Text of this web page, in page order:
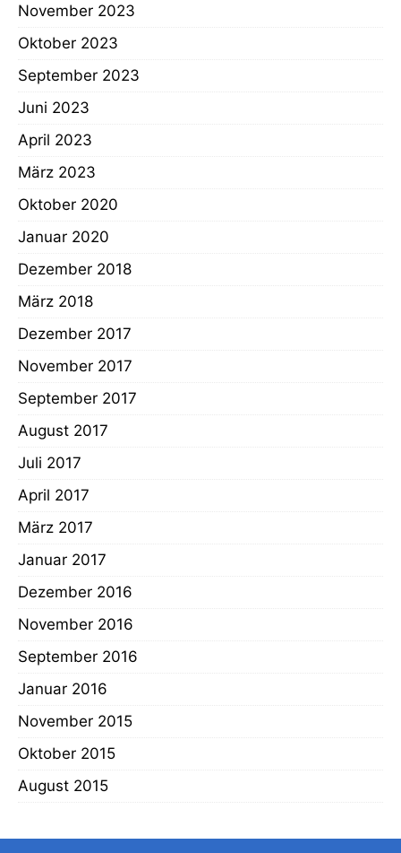
November 2023
Oktober 2023
September 2023
Juni 2023
April 2023
März 2023
Oktober 2020
Januar 2020
Dezember 2018
März 2018
Dezember 2017
November 2017
September 2017
August 2017
Juli 2017
April 2017
März 2017
Januar 2017
Dezember 2016
November 2016
September 2016
Januar 2016
November 2015
Oktober 2015
August 2015